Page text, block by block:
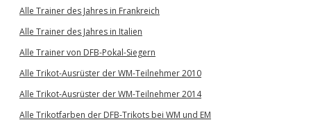
Alle Trainer des Jahres in Frankreich
Alle Trainer des Jahres in Italien
Alle Trainer von DFB-Pokal-Siegern
Alle Trikot-Ausrüster der WM-Teilnehmer 2010
Alle Trikot-Ausrüster der WM-Teilnehmer 2014
Alle Trikotfarben der DFB-Trikots bei WM und EM